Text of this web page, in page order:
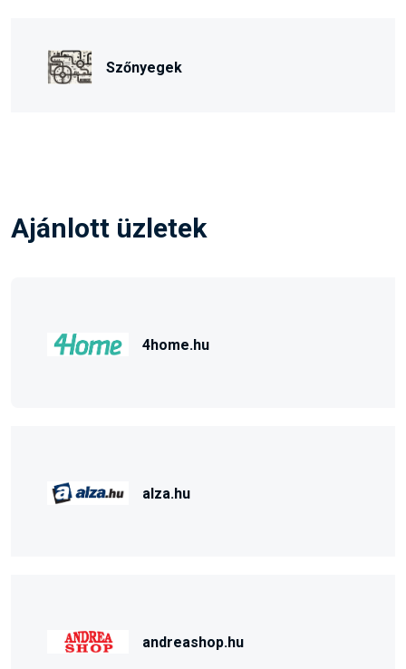
Szőnyegek
Ajánlott üzletek
4home.hu
alza.hu
andreashop.hu